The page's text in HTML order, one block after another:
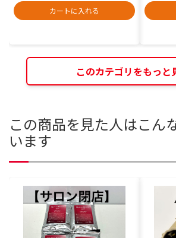
カートに入れる
このカテゴリをもっと
この商品を見た人はこん
います